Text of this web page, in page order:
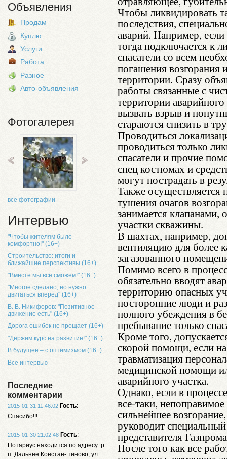
Объявления
Продам
Куплю
Услуги
Работа
Разное
Авто-объявления
Фотогалерея
все фотографии
Интервью
"Чтобы жителям было
комфортно!" (16+)
Строительство: итоги и
ближайшие перспективы (16+)
"Вместе мы всё сможем!" (16+)
"Многое сделано, но нужно
двигаться вперёд" (16+)
В. В. Никифоров: "Позитивное
движение есть" (16+)
Дорога ошибок не прощает (16+)
"Держим курс на развитие!" (16+)
В будущее – с оптимизмом (16+)
Все интервью
Последние
комментарии
2015-01-31 11:46:02 Гость:
Спасибо!!!
2015-01-30 21:02:48 Гость:
Нотариус находится по адресу: р.
п. Дальнее Констан- тиново, ул.
Чтобы ликвидировать
последствия,
аварий. Например,
тогда подключается к
спасатели со всем
погашения возгорания
территории. Сразу
работы связанные с
территории
вызвать взрыв и
стараются снизить в
Проводиться
проводиться только
спасатели и прочие
спец костюмах и
могут пострадать в
Также осуществляется
тушения очагов
занимается
участки скважины.
В шахтах, например,
вентиляцию для более
загазованного
Помимо всего в
обязательно вводят
территорию опасных
посторонние люди и
полного убеждения в
пребывание только
Кроме того,
скорой помощи, если
травматизация
медицинской помощи
аварийного участка.
Однако, если в
все-таки,
сильнейшее
руководит
представителя
После того как все